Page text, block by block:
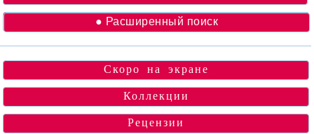
● Расширенный поиск
Скоро на экране
Коллекции
Рецензии